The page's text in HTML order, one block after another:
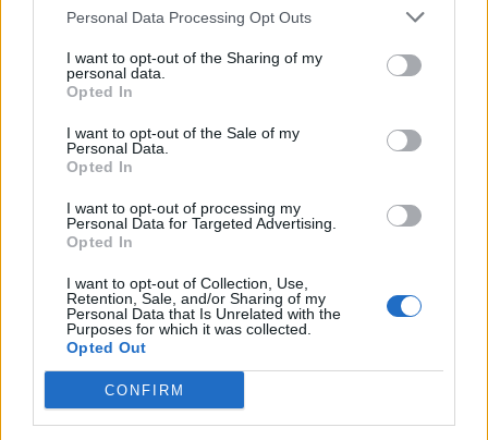
Personal Data Processing Opt Outs
I want to opt-out of the Sharing of my
personal data.
Opted In
I want to opt-out of the Sale of my
Personal Data.
Opted In
I want to opt-out of processing my
Personal Data for Targeted Advertising.
Opted In
I want to opt-out of Collection, Use,
Retention, Sale, and/or Sharing of my
Personal Data that Is Unrelated with the
Purposes for which it was collected.
Opted Out
CONFIRM
Creo que era 205/55/R16
Responder
Publicado5 de Abril del 2019
los nuevos y mejores atras siempre, si se te va de culo no lo
podras recuperar tan facil, si se va de alante sera levantar el pie
y dejar de acelerar, corregir un poco y coge.... tambien
depende.... ademas hay que gastar los viejos ya que con el
tiempo endurecen por lo que en el eje delantero se ponen para
gastarlos antes.... y mirar la fecha de los neumaticos, lo pone en
uno de los flancos, son seis numeros, donde pone semana y
año..... yo tengo un sline con suspension sline, michelin pilot sport
atras y dunlop sport maxx rt alante, hay un mundo entre una